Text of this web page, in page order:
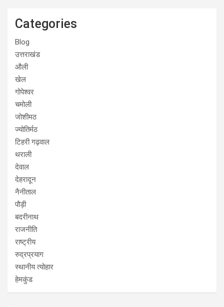
Categories
Blog
उत्तराखंड
औली
खेल
गोपेश्वर
चमोली
जोशीमठ
ज्योतिर्मठ
टिहरी गढ़वाल
थराली
देवाल
देहरादून
नैनीताल
पौड़ी
बदरीनाथ
राजनीति
राष्ट्रीय
रुद्रप्रयाग
स्थानीय त्योहार
हेमकुंड